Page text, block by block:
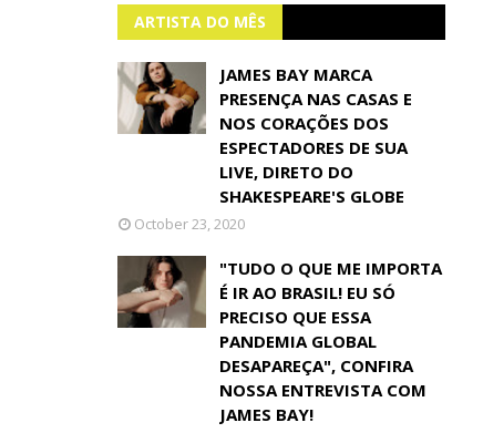
ARTISTA DO MÊS
JAMES BAY MARCA
PRESENÇA NAS CASAS E
NOS CORAÇÕES DOS
ESPECTADORES DE SUA
LIVE, DIRETO DO
SHAKESPEARE'S GLOBE
October 23, 2020
"TUDO O QUE ME IMPORTA
É IR AO BRASIL! EU SÓ
PRECISO QUE ESSA
PANDEMIA GLOBAL
DESAPAREÇA", CONFIRA
NOSSA ENTREVISTA COM
JAMES BAY!